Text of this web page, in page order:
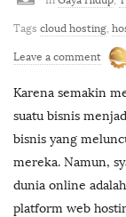
Tags cloud hosting
Leave a comment
Karena semakin
suatu bisnis
bisnis yang
mereka. Namun,
dunia online
platform web